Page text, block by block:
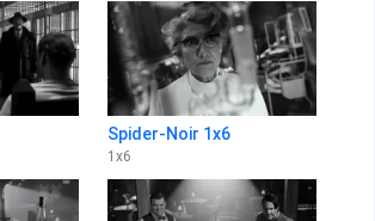
Spider-Noir 1x6
1 x6